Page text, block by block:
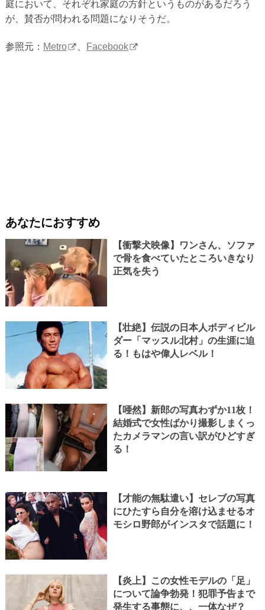
庭において、それぞれ家庭の方針というものがあるだろう
が、賛否が問われる問題になりそうだ。
参照元： Metro Facebook
あなたにおすすめ
【衝撃犬映像】ワンさん、ソファ
で骨を食べていたところいきなり
正気を失う
【壮絶】伝説の日本人ボディビル
ダー「マッスル北村」の生涯に迫
る！もはや偉人レベル！
【唖然】新郎の写真わずか11枚！
結婚式で女性ばかり撮影しまくっ
たカメラマンの言い訳がひどすぎ
る！
【才能の無駄遣い】セレブの写真
にひたすら自分を溶け込ませるオ
モシロ野郎がインスタで話題に！
【炎上】この女性モデルの「足」
について論争勃発！犯罪予告まで
発生する事態に、、一体なぜ？